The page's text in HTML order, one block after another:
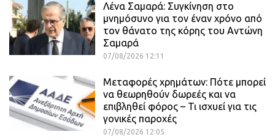
Λένα Σαμαρά: Συγκίνηση στο
μνημόσυνο για τον έναν χρόνο από
τον θάνατο της κόρης του Αντώνη
Σαμαρά
07/08/2026 12:11
Μεταφορές χρημάτων: Πότε μπορεί
να θεωρηθούν δωρεές και να
επιβληθεί φόρος – Τι ισχυεί για τις
γονικές παροχές
07/08/2026 12:05